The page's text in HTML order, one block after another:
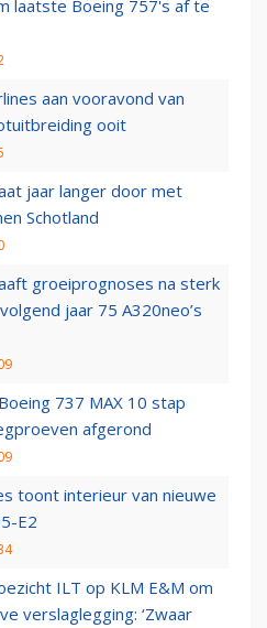
laatste Boeing 757's af te
aan vooravond van
ooit
jaar langer door met
Schotland
groeiprognoses na sterk
jaar 75 A320neo’s
737 MAX 10 stap
afgerond
toont interieur van nieuwe
E2
ILT op KLM E&M om
verslaglegging: ‘Zwaar